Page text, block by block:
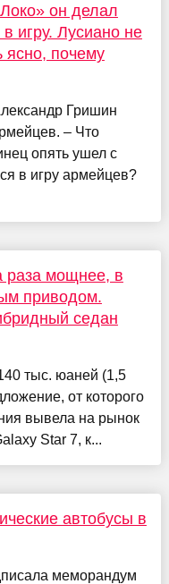
он делал
игру. Лусиано не
ясно, почему
Гришин
– Что
опять ушел с
в игру армейцев?
раза мощнее, в
приводом.
седан
тыс. юаней (1,5
от которого
вывела на рынок
Star 7, к...
автобусы в
меморандум